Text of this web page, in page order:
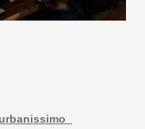
urbanissimo_